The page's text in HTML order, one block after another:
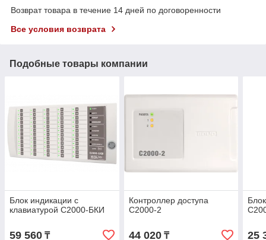
Возврат товара в течение 14 дней по договоренности
Все условия возврата
Подобные товары компании
Блок индикации с
клавиатурой С2000-БКИ
59 560 ₸
Контроллер доступа
С2000-2
44 020₸ 25